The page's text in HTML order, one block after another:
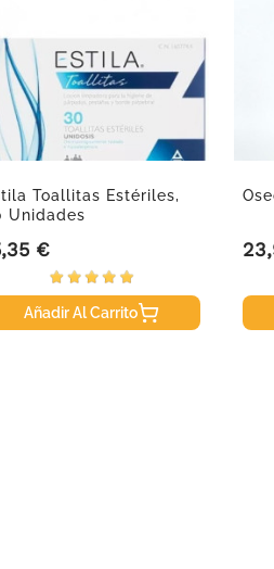
Toallitas Estériles,
Unidades
€
Añadir Al Carrito